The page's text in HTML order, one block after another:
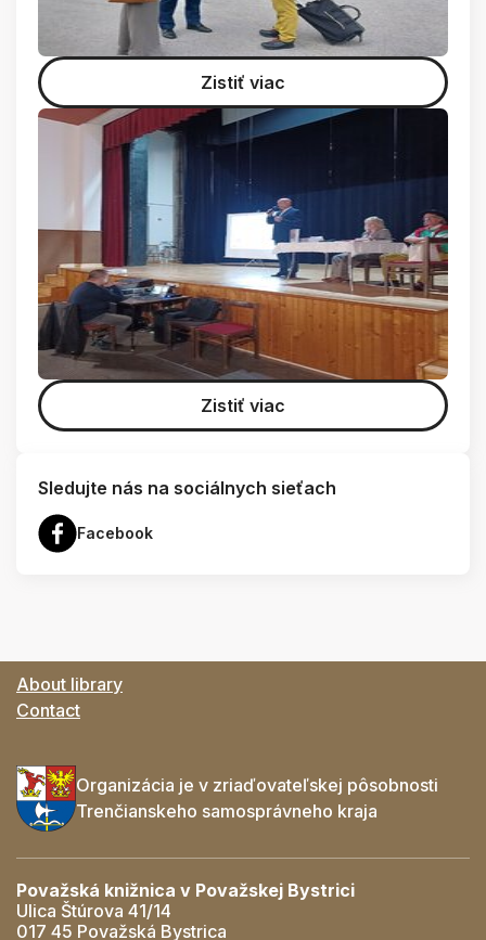
Zistiť viac
Zistiť viac
Sledujte nás na sociálnych sieťach
Facebook
About library
Contact
Organizácia je v zriaďovateľskej pôsobnosti
Trenčianskeho samosprávneho kraja
Považská knižnica v Považskej Bystrici
Ulica Štúrova 41/14
017 45 Považská Bystrica